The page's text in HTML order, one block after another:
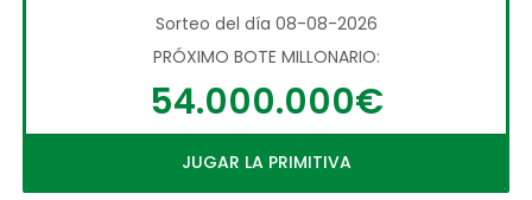
Sorteo del día 08-08-2026
PRÓXIMO BOTE MILLONARIO:
54.000.000€
JUGAR LA PRIMITIVA